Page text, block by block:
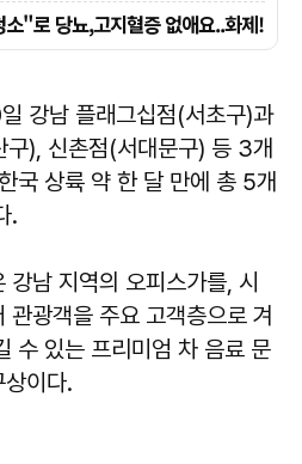
강남 플래그십점(서초구)과
), 신촌점(서대문구) 등 3개
국 상륙 약 한 달 만에 총 5개
.
남 지역의 오피스가를, 시
광객을 주요 고객층으로 겨
수 있는 프리미엄 차 음료 문
이다.